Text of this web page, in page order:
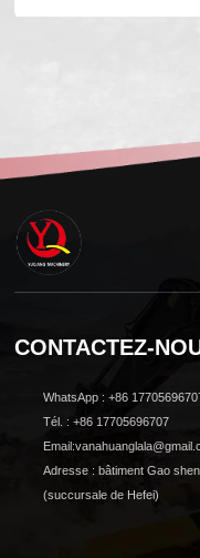
CONTACTEZ-
WhatsApp : +86
Tél. : +86 17705696707
Adresse : bâtiment Gao
(succursale de Hefei)